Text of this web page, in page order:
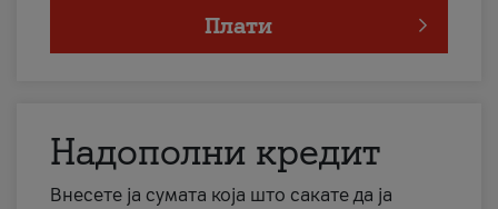
Плати
Надополни кредит
Внесете ја сумата која што сакате да ја